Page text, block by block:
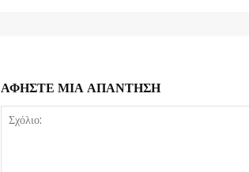
ΑΦΗΣΤΕ ΜΙΑ ΑΠΑΝΤΗΣΗ